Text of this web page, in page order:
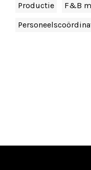
Productie F&B